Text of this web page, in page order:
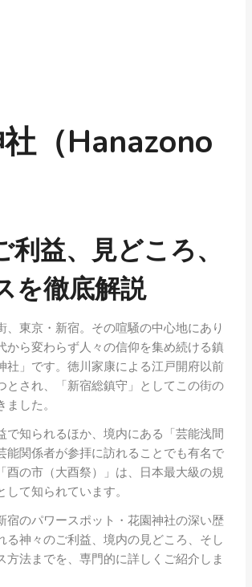
（Hanazono
利益、見どころ、
を徹底解説
、東京・新宿。その喧騒の中心地にあり
から変わらず人々の信仰を集め続ける鎮
社」です。徳川家康による江戸開府以前
とされ、「新宿総鎮守」としてこの街の
した。
で知られるほか、境内にある「芸能浅間
能関係者が参拝に訪れることでも有名で
酉の市（大酉祭）」は、日本最大級の規
て知られています。
宿のパワースポット・花園神社の深い歴
る神々のご利益、境内の見どころ、そし
方法までを、専門的に詳しくご紹介しま